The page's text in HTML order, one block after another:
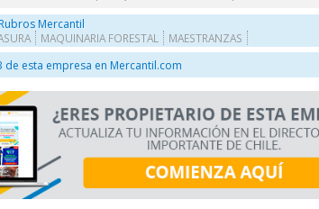
Mercantil
MAQUINARIA FORESTAL MAESTRANZAS
de esta empresa en Mercantil.com